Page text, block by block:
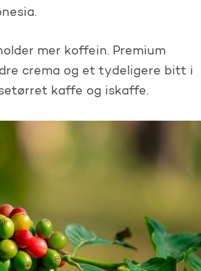
mer koffein. Premium
crema og et tydeligere bitt i
kaffe og iskaffe.